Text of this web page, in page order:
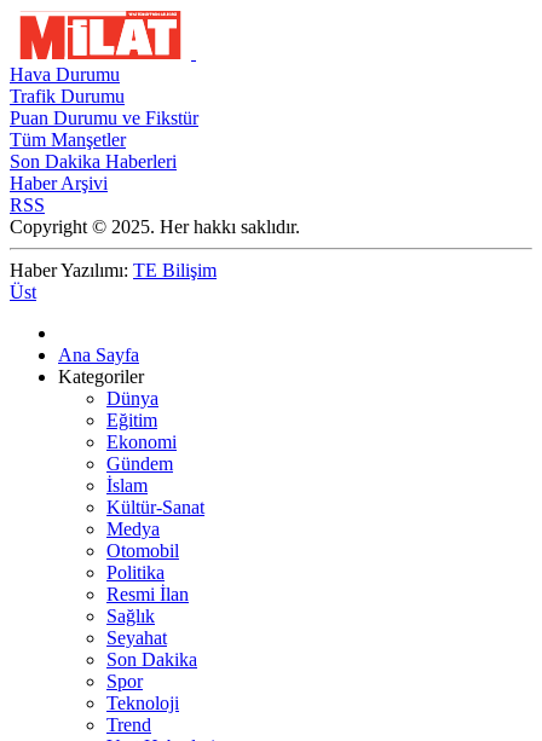
Hava Durumu
Trafik Durumu
Puan Durumu ve Fikstür
Tüm Manşetler
Son Dakika Haberleri
Haber Arşivi
RSS
Copyright © 2025. Her hakkı saklıdır.
Haber Yazılımı: TE Bilişim
Üst
Ana Sayfa
Kategoriler
Dünya
Eğitim
Ekonomi
Gündem
İslam
Kültür-Sanat
Medya
Otomobil
Politika
Resmi İlan
Sağlık
Seyahat
Son Dakika
Spor
Teknoloji
Trend